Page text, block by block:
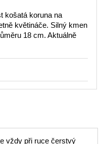
košatá koruna na
květináče. Silný kmen
18 cm. Aktuálně
vždy při ruce čerstvý